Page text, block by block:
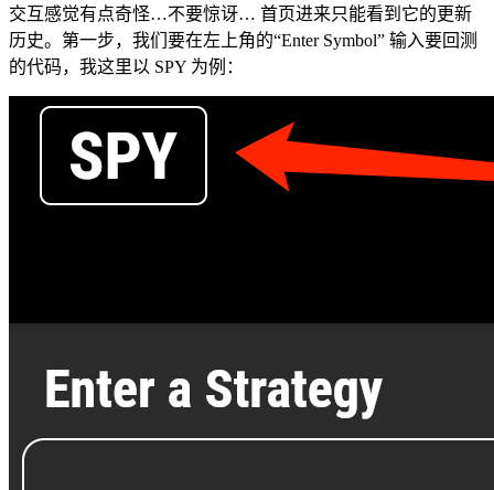
交互感觉有点奇怪…不要惊讶… 首页进来只能看到它的更新
历史。第一步，我们要在左上角的“Enter Symbol” 输入要回测
的代码，我这里以 SPY 为例：